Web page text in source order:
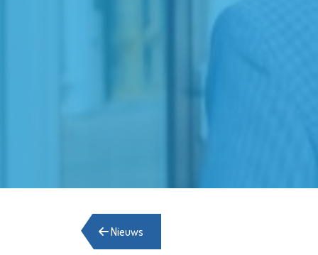
Nieuws